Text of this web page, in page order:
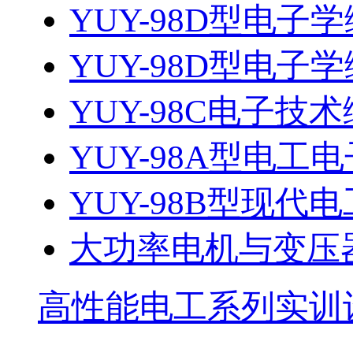
YUY-98D型电子
YUY-98D型电子
YUY-98C电子技
YUY-98A型电工
YUY-98B型现代
大功率电机与变
高性能电工系列实训